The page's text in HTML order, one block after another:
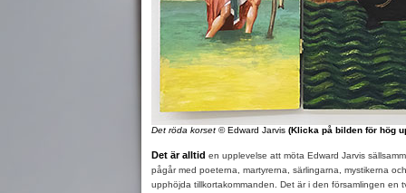
Det röda korset © Edward Jarvis (Klicka på bilden för hög
Det är alltid en upplevelse att möta Edward Jarvis
pågår med poeterna, martyrerna, särlingarna, mystikerna
upphöjda tillkortakommanden. Det är i den församlingen en